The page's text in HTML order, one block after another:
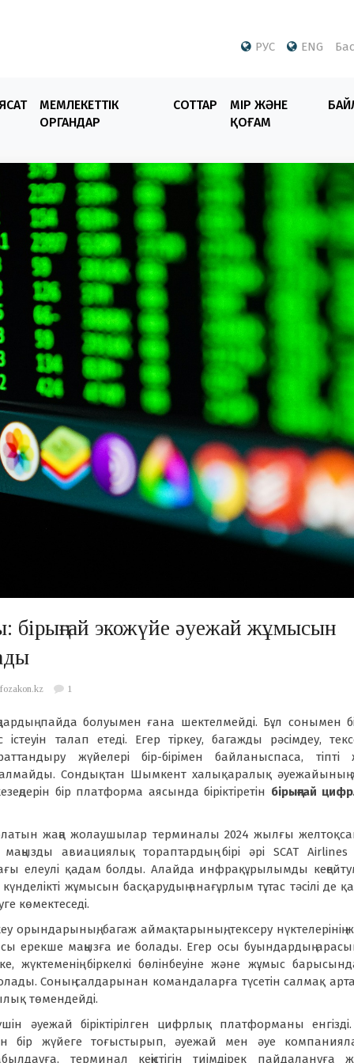
РУС ENG
МЕМЛЕКЕТТІК
ОРГАНДАР
СОТТАР
ӨМІР ЖӘНЕ
ҚОҒАМ
бірыңғай экожүйе әуежай жұмысын
1
пайда болуымен ғана шектелмейді. Бұл сонымен
талап етеді. Егер тіркеу, багажды рәсімдеу,
жүйелері бір-бірімен байланыспаса, тіпті
Сондықтан Шымкент халықаралық әуежайының
бір платформа аясында біріктіретін бірыңғай
жаңа жолаушылар терминалы 2024 жылғы
маңызды авиациялық тораптардың бірі әрі SCAT Airlines
елеулі қадам болды. Алайда инфрақұрылымды
жұмысын басқарудың анағұрлым тұтас тәсілі де
көмектеседі.
багаж аймақтарының, тексеру нүктелерінің
ерекше маңызға ие болады. Егер осы буындардың
жүктеменің біркелкі бөлінбеуіне және жұмыс
Соның салдарынан командаларға түсетін салмақ
төмендейді.
әуежай біріктірілген цифрлық платформаны
бір жүйеге тоғыстырып, әуежай мен әуе
терминал кеңістігін тиімдірек пайдалануға